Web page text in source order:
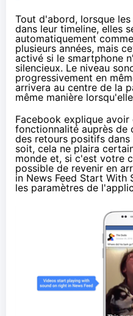
Tout d'abord, lorsque
dans leur timeline, elles
automatiquement
plusieurs années, mais
activé si le smartphone
silencieux. Le niveau
progressivement en
arrivera au centre de la
même manière
Facebook explique
fonctionnalité auprès de
des retours positifs
soit, cela ne plaira
monde et, si c'est votre
possible de revenir en
in News Feed Start With
les paramètres de